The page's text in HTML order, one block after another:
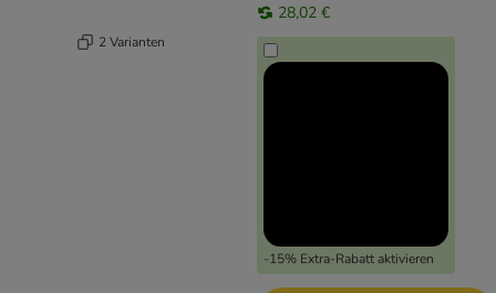
2 Varianten
28,02 €
-15% Extra-Rabatt aktivieren